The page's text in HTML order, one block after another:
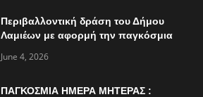
Περιβαλλοντική δράση του Δήμου
Λαμιέων με αφορμή την παγκόσμια
June 4, 2026
ΠΑΓΚΟΣΜΙΑ ΗΜΕΡΑ ΜΗΤΕΡΑΣ :